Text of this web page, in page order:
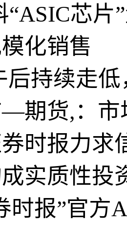
“ASIC芯
化销售
后持续走
期货,：市
时报力求
实质性投
时报”官方